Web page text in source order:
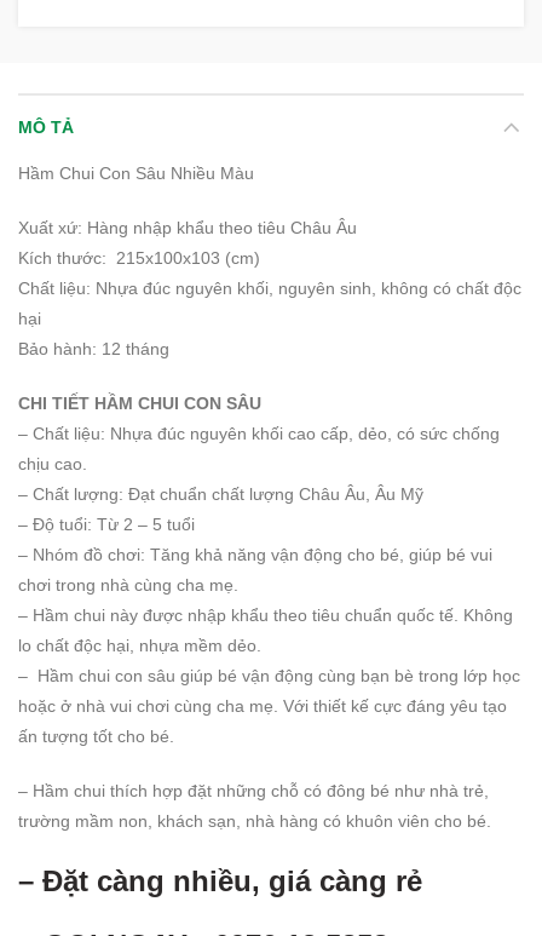
MÔ TẢ
Hầm Chui Con Sâu Nhiều Màu
Xuất xứ: Hàng nhập khẩu theo tiêu Châu Âu
Kích thước: 215x100x103 (cm)
Chất liệu: Nhựa đúc nguyên khối, nguyên sinh, không có chất độc
hại
Bảo hành: 12 tháng
CHI TIẾT HẦM CHUI CON SÂU
– Chất liệu: Nhựa đúc nguyên khối cao cấp, dẻo, có sức chống
chịu cao.
– Chất lượng: Đạt chuẩn chất lượng Châu Âu, Âu Mỹ
– Độ tuổi: Từ 2 – 5 tuổi
– Nhóm đồ chơi: Tăng khả năng vận động cho bé, giúp bé vui
chơi trong nhà cùng cha mẹ.
– Hầm chui này được nhập khẩu theo tiêu chuẩn quốc tế. Không
lo chất độc hại, nhựa mềm dẻo.
– Hầm chui con sâu giúp bé vận động cùng bạn bè trong lớp học
hoặc ở nhà vui chơi cùng cha mẹ. Với thiết kế cực đáng yêu tạo
ấn tượng tốt cho bé.
– Hầm chui thích hợp đặt những chỗ có đông bé như nhà trẻ,
trường mầm non, khách sạn, nhà hàng có khuôn viên cho bé.
– Đặt càng nhiều, giá càng rẻ